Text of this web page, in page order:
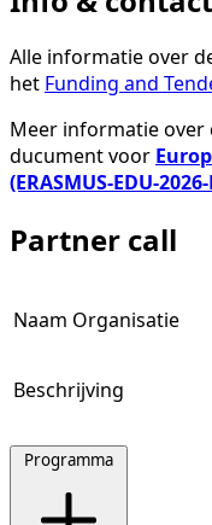
Alle informatie over
het Funding and
Meer informatie over
ducument voor
(ERASMUS-EDU-
Partner call
Naam Organisatie
Beschrijving
Programma